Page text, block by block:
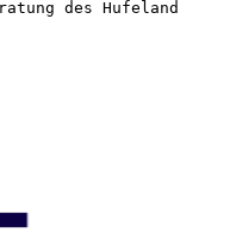
des Hufeland